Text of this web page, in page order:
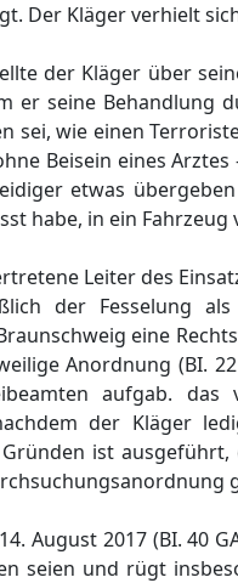
Der Kläger verhielt
der Kläger über
er seine Behandlung
sei, wie einen
Beisein eines
etwas
habe, in ein
Leiter des
der Fesselung
eine
Anordnung (BI.
aufgab.
der Kläger
ist
August 2017 (BI. 40
seien und rügt